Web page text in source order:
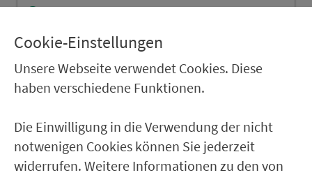
Neubrunn Neubrunner Dorfstr.
Kirchlauter Hauptstr.
Winterhof Staatsstr.
Breitbrunn Lußberg Abzw.
Edelbrunn Kreisstr.
Cookie-Einstellungen
Unsere Webseite verwendet Cookies. Diese
haben verschiedene Funktionen.
Die Einwilligung in die Verwendung der nicht
notwenigen Cookies können Sie jederzeit
widerrufen. Weitere Informationen zu den von